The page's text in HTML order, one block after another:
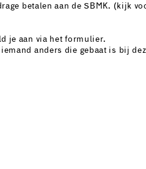
betalen aan de SBMK. (kijk
je aan via het formulier.
anders die gebaat is bij